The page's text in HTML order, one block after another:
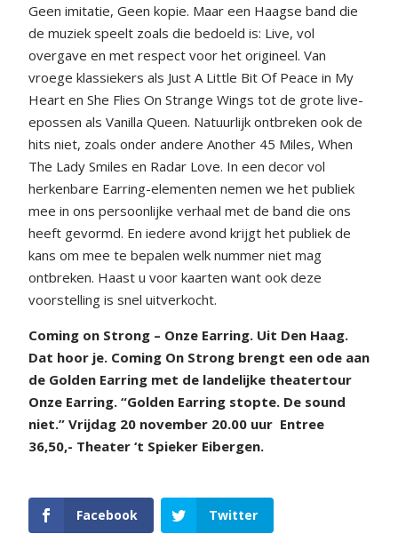
Geen imitatie, Geen kopie. Maar een Haagse band die
de muziek speelt zoals die bedoeld is: Live, vol
overgave en met respect voor het origineel. Van
vroege klassiekers als Just A Little Bit Of Peace in My
Heart en She Flies On Strange Wings tot de grote live-
epossen als Vanilla Queen. Natuurlijk ontbreken ook de
hits niet, zoals onder andere Another 45 Miles, When
The Lady Smiles en Radar Love. In een decor vol
herkenbare Earring-elementen nemen we het publiek
mee in ons persoonlijke verhaal met de band die ons
heeft gevormd. En iedere avond krijgt het publiek de
kans om mee te bepalen welk nummer niet mag
ontbreken. Haast u voor kaarten want ook deze
voorstelling is snel uitverkocht.
Coming on Strong – Onze Earring. Uit Den Haag.
Dat hoor je. Coming On Strong brengt een ode aan
de Golden Earring met de landelijke theatertour
Onze Earring. “Golden Earring stopte. De sound
niet.” Vrijdag 20 november 20.00 uur Entree
36,50,- Theater ‘t Spieker Eibergen.
Facebook Twitter